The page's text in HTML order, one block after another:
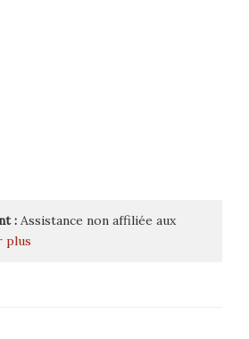
: Assistance non affiliée aux
plus